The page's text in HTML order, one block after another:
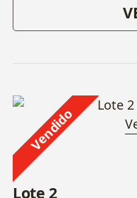
Vendido
Lote 2